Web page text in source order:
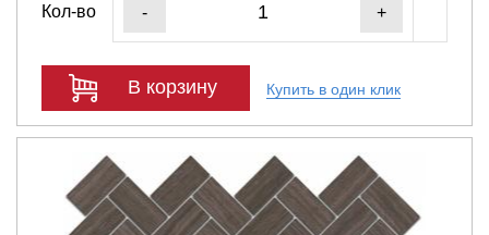
Кол-во - +
В корзину Купить в один клик